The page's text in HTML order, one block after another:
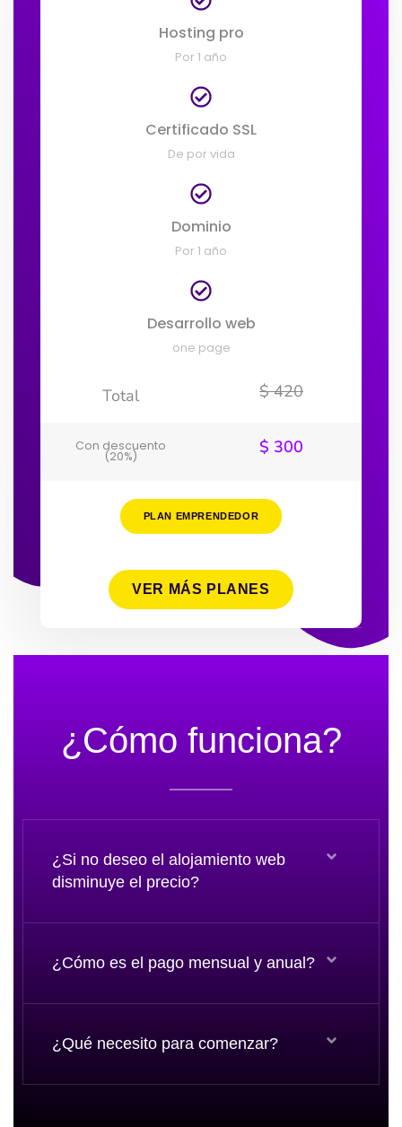
Hosting pro
Por 1 año
Certificado SSL
De por vida
Dominio
Por 1 año
Desarrollo web
one page
Total $ 420
Con descuento
(20%) $ 300
PLAN EMPRENDEDOR
VER MÁS PLANES
¿Cómo funciona?
¿Si no deseo el alojamiento web
disminuye el precio?
¿Cómo es el pago mensual y anual?
¿Qué necesito para comenzar?